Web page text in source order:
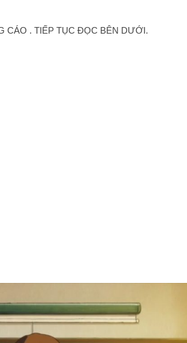
CÁO . TIẾP TỤC ĐỌC BÊN DƯỚI.